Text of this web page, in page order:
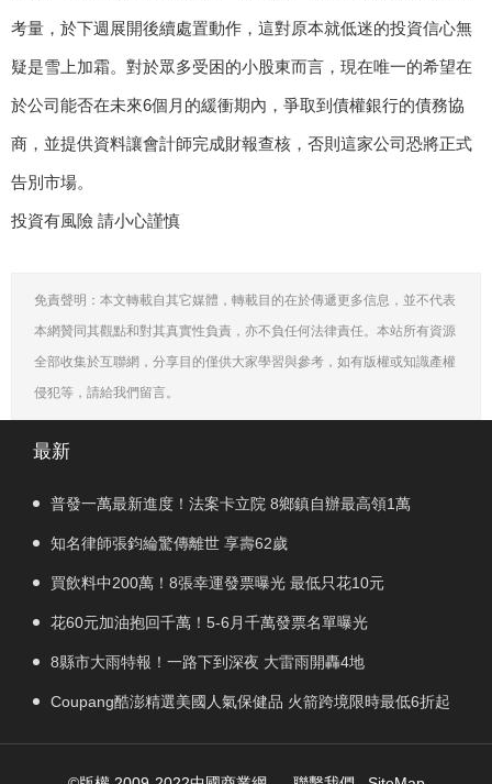
考量，於下週展開後續處置動作，這對原本就低迷的投資信心無
疑是雪上加霜。對於眾多受困的小股東而言，現在唯一的希望在
於公司能否在未來6個月的緩衝期內，爭取到債權銀行的債務協
商，並提供資料讓會計師完成財報查核，否則這家公司恐將正式
告別市場。
投資有風險 請小心謹慎
免責聲明：本文轉載自其它媒體，轉載目的在於傳遞更多信息，並不代表
本網贊同其觀點和對其真實性負責，亦不負任何法律責任。本站所有資源
全部收集於互聯網，分享目的僅供大家學習與參考，如有版權或知識產權
侵犯等，請給我們留言。
最新
普發一萬最新進度！法案卡立院 8鄉鎮自辦最高領1萬
知名律師張鈞綸驚傳離世 享壽62歲
買飲料中200萬！8張幸運發票曝光 最低只花10元
花60元加油抱回千萬！5-6月千萬發票名單曝光
8縣市大雨特報！一路下到深夜 大雷雨開轟4地
Coupang酷澎精選美國人氣保健品 火箭跨境限時最低6折起